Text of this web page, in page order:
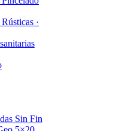
·
Sin Fin